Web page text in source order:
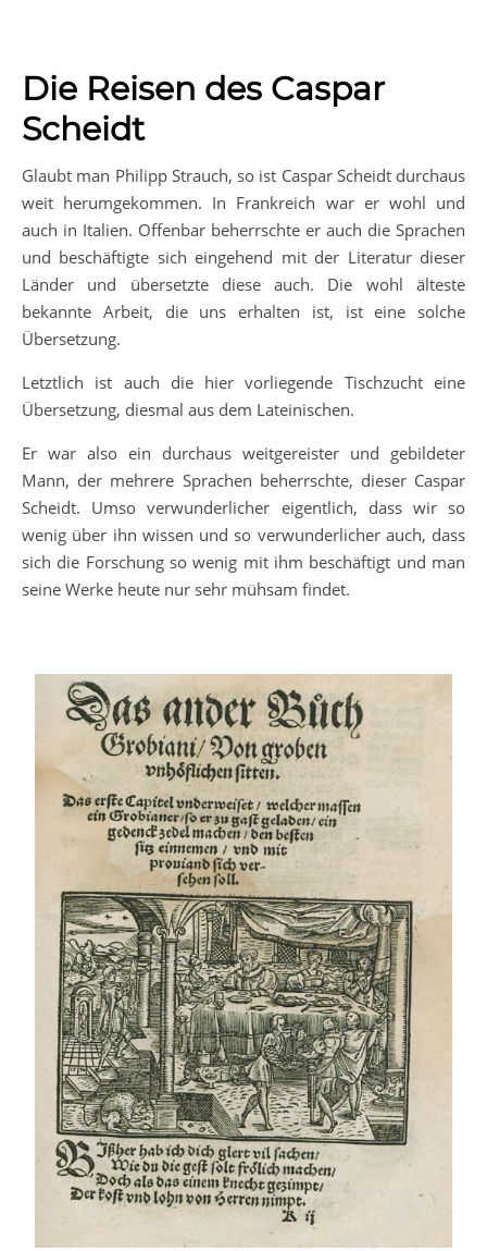
Die Reisen des Caspar
Scheidt
Glaubt man Philipp Strauch, so ist Caspar Scheidt durchaus
weit herumgekommen. In Frankreich war er wohl und
auch in Italien. Offenbar beherrschte er auch die Sprachen
und beschäftigte sich eingehend mit der Literatur dieser
Länder und übersetzte diese auch. Die wohl älteste
bekannte Arbeit, die uns erhalten ist, ist eine solche
Übersetzung.
Letztlich ist auch die hier vorliegende Tischzucht eine
Übersetzung, diesmal aus dem Lateinischen.
Er war also ein durchaus weitgereister und gebildeter
Mann, der mehrere Sprachen beherrschte, dieser Caspar
Scheidt. Umso verwunderlicher eigentlich, dass wir so
wenig über ihn wissen und so verwunderlicher auch, dass
sich die Forschung so wenig mit ihm beschäftigt und man
seine Werke heute nur sehr mühsam findet.